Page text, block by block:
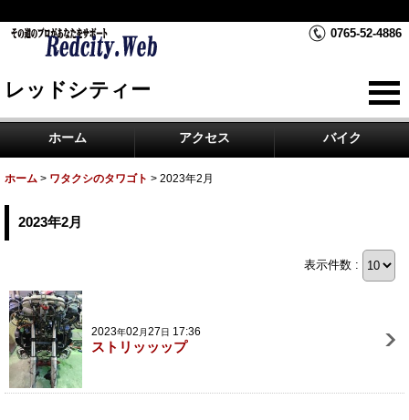
0765-52-4886
レッドシティー
ホーム アクセス バイク
ホーム > ワタクシのタワゴト > 2023年2月
2023年2月
表示件数 :
2023年02 月27日 17:36
ストリッッップ